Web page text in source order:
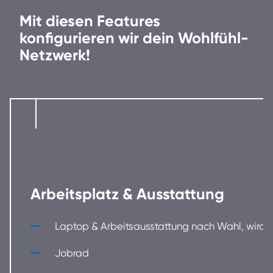
Mit diesen Features
konfigurieren wir dein Wohlfühl-
Netzwerk!
Arbeitsplatz & Ausstattung
Laptop & Arbeitsausstattung nach Wahl, wird
Jobrad